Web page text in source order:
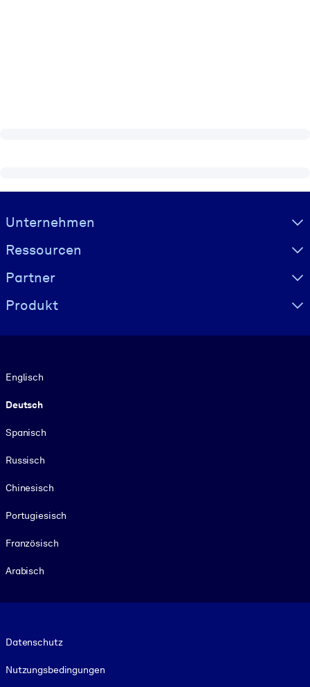
Visually hidden Text
Unternehmen
Ressourcen
Partner
Produkt
Englisch
Deutsch
Spanisch
Russisch
Chinesisch
Portugiesisch
Französisch
Arabisch
Datenschutz
Nutzungsbedingungen